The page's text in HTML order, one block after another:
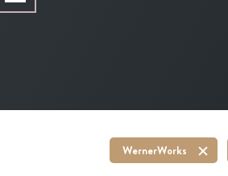
WernerWorks